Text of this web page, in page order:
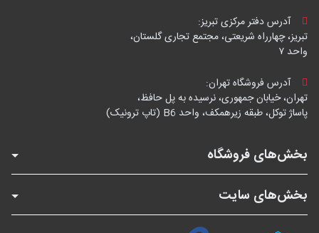
آدرس دفتر مرکزی تبریز:
تبریز، چهارراه شریعتی، مجتمع تجاری گلستان،
واحد ۷
آدرس فروشگاه تهران:
تهران، خیابان جمهوری، نرسیده به پل حافظ،
پاساژ توکل، طبقه زیرهمکف، واحد B6 (تاپ ترونیک)
بخش‌های فروشگاه
بخش‌های سایت